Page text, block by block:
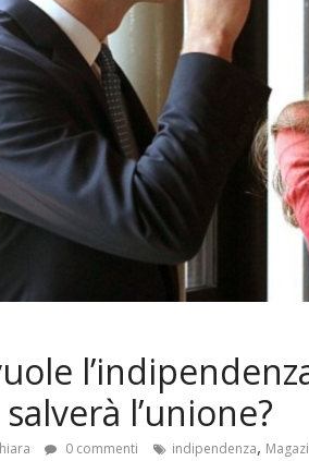
l’unione?
0 commenti indipendenza,